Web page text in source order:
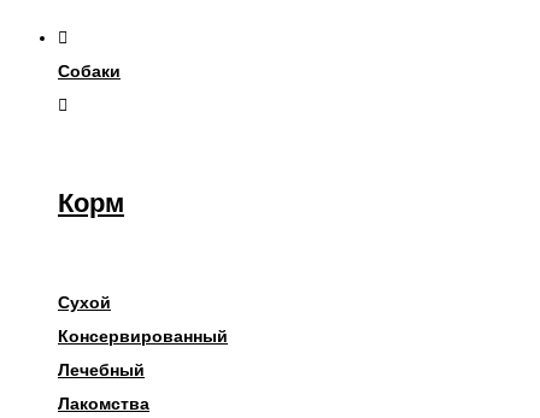
Собаки
Корм
Сухой
Консервированный
Лечебный
Лакомства